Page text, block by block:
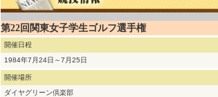
第22回関東女子学生ゴルフ選手権
開催日程
1984年7月24日～7月25日
開催場所
ダイヤグリーン倶楽部